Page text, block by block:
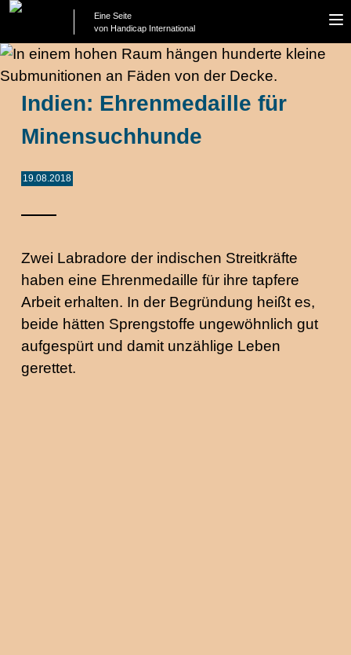
Eine Seite
von Handicap International
Indien: Ehrenmedaille für
Minensuchhunde
19.08.2018
Zwei Labradore der indischen Streitkräfte
haben eine Ehrenmedaille für ihre tapfere
Arbeit erhalten. In der Begründung heißt es,
beide hätten Sprengstoffe ungewöhnlich gut
aufgespürt und damit unzählige Leben
gerettet.